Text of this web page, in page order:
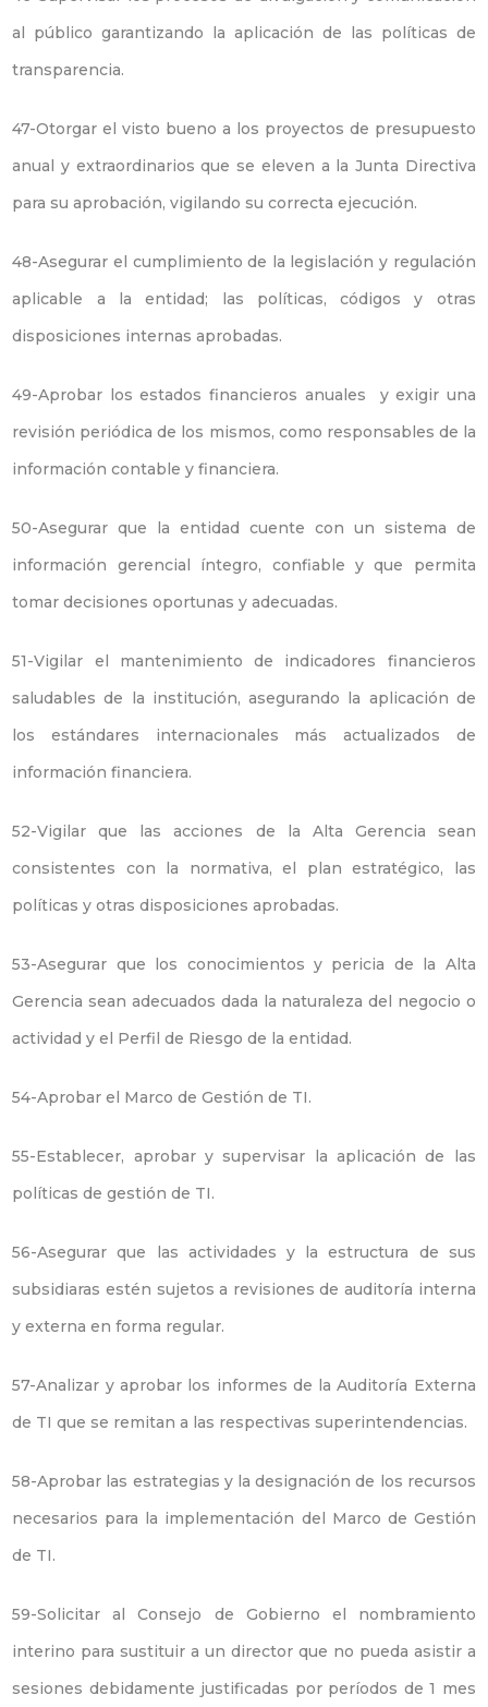
al público garantizando la aplicación de las políticas de
transparencia.
47-Otorgar el visto bueno a los proyectos de presupuesto
anual y extraordinarios que se eleven a la Junta Directiva
para su aprobación, vigilando su correcta ejecución.
48-Asegurar el cumplimiento de la legislación y regulación
aplicable a la entidad; las políticas, códigos y otras
disposiciones internas aprobadas.
49-Aprobar los estados financieros anuales y exigir una
revisión periódica de los mismos, como responsables de la
información contable y financiera.
50-Asegurar que la entidad cuente con un sistema de
información gerencial íntegro, confiable y que permita
tomar decisiones oportunas y adecuadas.
51-Vigilar el mantenimiento de indicadores financieros
saludables de la institución, asegurando la aplicación de
los estándares internacionales más actualizados de
información financiera.
52-Vigilar que las acciones de la Alta Gerencia sean
consistentes con la normativa, el plan estratégico, las
políticas y otras disposiciones aprobadas.
53-Asegurar que los conocimientos y pericia de la Alta
Gerencia sean adecuados dada la naturaleza del negocio o
actividad y el Perfil de Riesgo de la entidad.
54-Aprobar el Marco de Gestión de TI.
55-Establecer, aprobar y supervisar la aplicación de las
políticas de gestión de TI.
56-Asegurar que las actividades y la estructura de sus
subsidiaras estén sujetos a revisiones de auditoría interna
y externa en forma regular.
57-Analizar y aprobar los informes de la Auditoría Externa
de TI que se remitan a las respectivas superintendencias.
58-Aprobar las estrategias y la designación de los recursos
necesarios para la implementación del Marco de Gestión
de TI.
59-Solicitar al Consejo de Gobierno el nombramiento
interino para sustituir a un director que no pueda asistir a
sesiones debidamente justificadas por períodos de 1 mes